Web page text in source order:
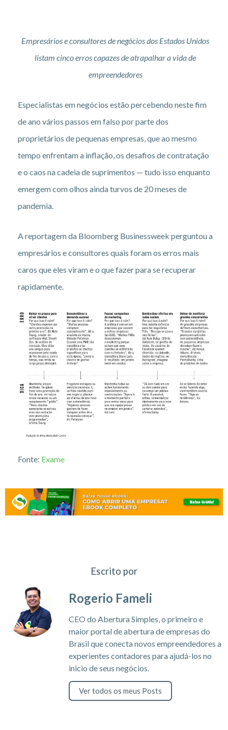
Empresários e consultores de negócios dos Estados Unidos
listam cinco erros capazes de atrapalhar a vida de
empreendedores
Especialistas em negócios estão percebendo neste fim
de ano vários passos em falso por parte dos
proprietários de pequenas empresas, que ao mesmo
tempo enfrentam a inflação, os desafios de contratação
e o caos na cadeia de suprimentos — tudo isso enquanto
emergem com olhos ainda turvos de 20 meses de
pandemia.
A reportagem da Bloomberg Businessweek perguntou a
empresários e consultores quais foram os erros mais
caros que eles viram e o que fazer para se recuperar
rapidamente.
Fonte: Exame
Escrito por
Rogerio Fameli
CEO do Abertura Simples, o primeiro e
maior portal de abertura de empresas do
Brasil que conecta novos empreendedores a
experientes contadores para ajudá-los no
inicio de seus negócios.
Ver todos os meus Posts